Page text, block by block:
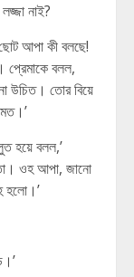
নাই?
আপা কী বলছে!
প্রেমাকে বলল,
উচিত। তোর বিয়ে
হয়ে বলল,’
ওহ আপা, জানো
হলো।’